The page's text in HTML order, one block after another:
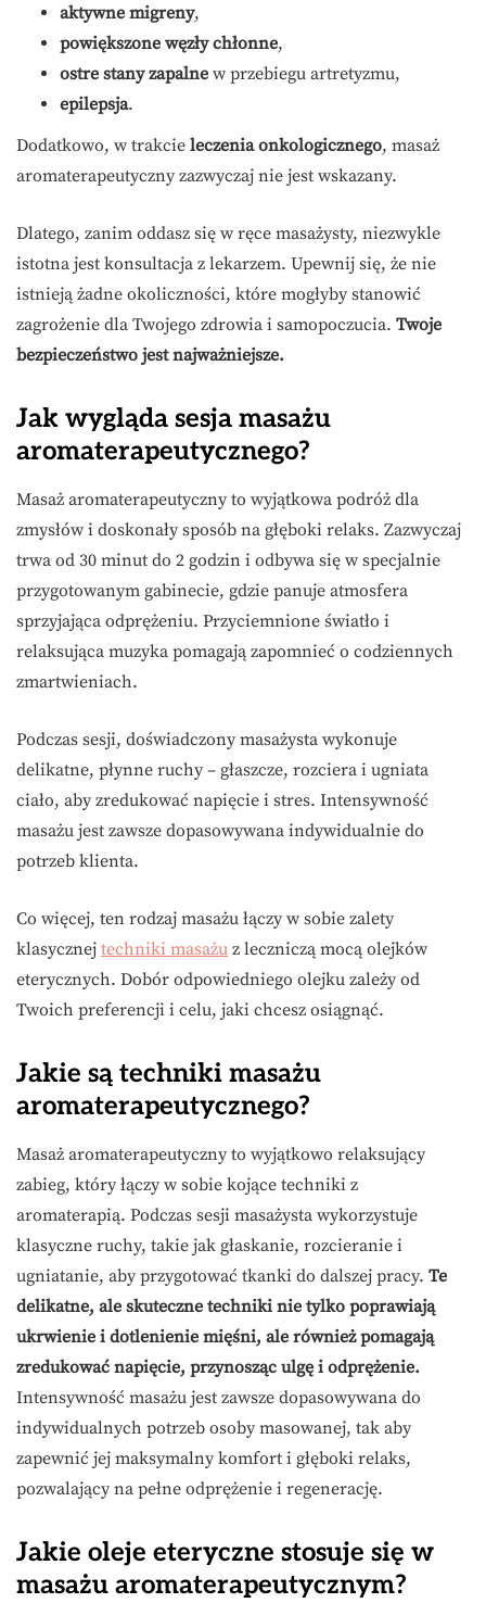
aktywne migreny,
powiększone węzły chłonne,
ostre stany zapalne w przebiegu artretyzmu,
epilepsja.
Dodatkowo, w trakcie leczenia onkologicznego, masaż
aromaterapeutyczny zazwyczaj nie jest wskazany.
Dlatego, zanim oddasz się w ręce masażysty, niezwykle
istotna jest konsultacja z lekarzem. Upewnij się, że nie
istnieją żadne okoliczności, które mogłyby stanowić
zagrożenie dla Twojego zdrowia i samopoczucia. Twoje
bezpieczeństwo jest najważniejsze.
Jak wygląda sesja masażu
aromaterapeutycznego?
Masaż aromaterapeutyczny to wyjątkowa podróż dla
zmysłów i doskonały sposób na głęboki relaks. Zazwyczaj
trwa od 30 minut do 2 godzin i odbywa się w specjalnie
przygotowanym gabinecie, gdzie panuje atmosfera
sprzyjająca odprężeniu. Przyciemnione światło i
relaksująca muzyka pomagają zapomnieć o codziennych
zmartwieniach.
Podczas sesji, doświadczony masażysta wykonuje
delikatne, płynne ruchy – głaszcze, rozciera i ugniata
ciało, aby zredukować napięcie i stres. Intensywność
masażu jest zawsze dopasowywana indywidualnie do
potrzeb klienta.
Co więcej, ten rodzaj masażu łączy w sobie zalety
klasycznej techniki masażu z leczniczą mocą olejków
eterycznych. Dobór odpowiedniego olejku zależy od
Twoich preferencji i celu, jaki chcesz osiągnąć.
Jakie są techniki masażu
aromaterapeutycznego?
Masaż aromaterapeutyczny to wyjątkowo relaksujący
zabieg, który łączy w sobie kojące techniki z
aromaterapią. Podczas sesji masażysta wykorzystuje
klasyczne ruchy, takie jak głaskanie, rozcieranie i
ugniatanie, aby przygotować tkanki do dalszej pracy. Te
delikatne, ale skuteczne techniki nie tylko poprawiają
ukrwienie i dotlenienie mięśni, ale również pomagają
zredukować napięcie, przynosząc ulgę i odprężenie.
Intensywność masażu jest zawsze dopasowywana do
indywidualnych potrzeb osoby masowanej, tak aby
zapewnić jej maksymalny komfort i głęboki relaks,
pozwalający na pełne odprężenie i regenerację.
Jakie oleje eteryczne stosuje się w
masażu aromaterapeutycznym?